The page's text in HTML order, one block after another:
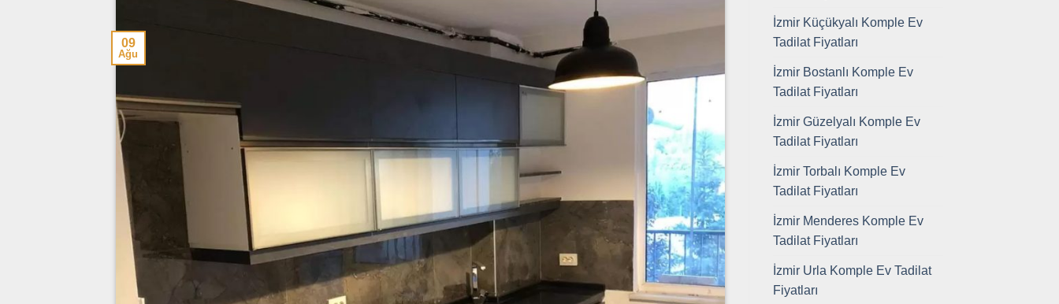
09
Ağu
İzmir Küçükyalı Komple Ev
Tadilat Fiyatları
İzmir Bostanlı Komple Ev
Tadilat Fiyatları
İzmir Güzelyalı Komple Ev
Tadilat Fiyatları
İzmir Torbalı Komple Ev
Tadilat Fiyatları
İzmir Menderes Komple Ev
Tadilat Fiyatları
İzmir Urla Komple Ev Tadilat
Fiyatları